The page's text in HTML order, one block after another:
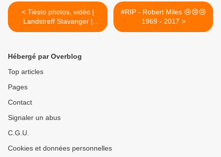
< Tiësto photos, vidéo |
Landstreff Stavanger |
Stavanger, Norway - May
#RIP - Robert Miles 😢😢😢
1969 - 2017 >
Hébergé par Overblog
Top articles
Pages
Contact
Signaler un abus
C.G.U.
Cookies et données personnelles